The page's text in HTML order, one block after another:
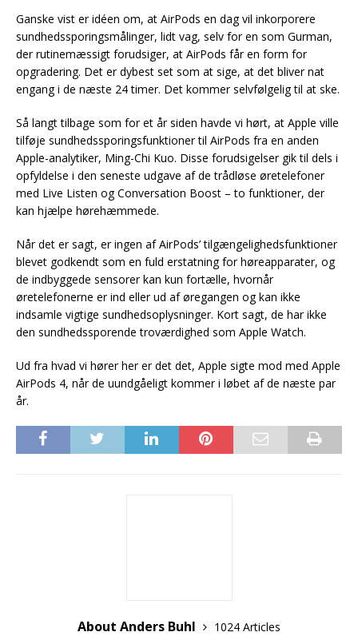
Ganske vist er idéen om, at AirPods en dag vil inkorporere
sundhedssporingsmålinger, lidt vag, selv for en som Gurman,
der rutinemæssigt forudsiger, at AirPods får en form for
opgradering. Det er dybest set som at sige, at det bliver nat
engang i de næste 24 timer. Det kommer selvfølgelig til at ske.
Så langt tilbage som for et år siden havde vi hørt, at Apple ville
tilføje sundhedssporingsfunktioner til AirPods fra en anden
Apple-analytiker, Ming-Chi Kuo. Disse forudsigelser gik til dels i
opfyldelse i den seneste udgave af de trådløse øretelefoner
med Live Listen og Conversation Boost – to funktioner, der
kan hjælpe hørehæmmede.
Når det er sagt, er ingen af AirPods’ tilgængelighedsfunktioner
blevet godkendt som en fuld erstatning for høreapparater, og
de indbyggede sensorer kan kun fortælle, hvornår
øretelefonerne er ind eller ud af øregangen og kan ikke
indsamle vigtige sundhedsoplysninger. Kort sagt, de har ikke
den sundhedssporende troværdighed som Apple Watch.
Ud fra hvad vi hører her er det det, Apple sigte mod med Apple
AirPods 4, når de uundgåeligt kommer i løbet af de næste par
år.
About Anders Buhl
1024 Articles